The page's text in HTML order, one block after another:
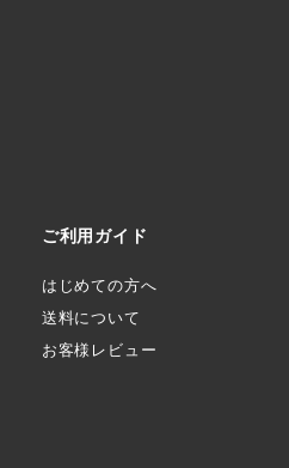
ご利用ガイド
はじめての方へ
送料について
お客様レビュー